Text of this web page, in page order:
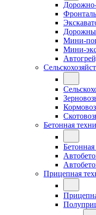
Дорожно-
Мини-
Мини-
Бетонная
Прицепная